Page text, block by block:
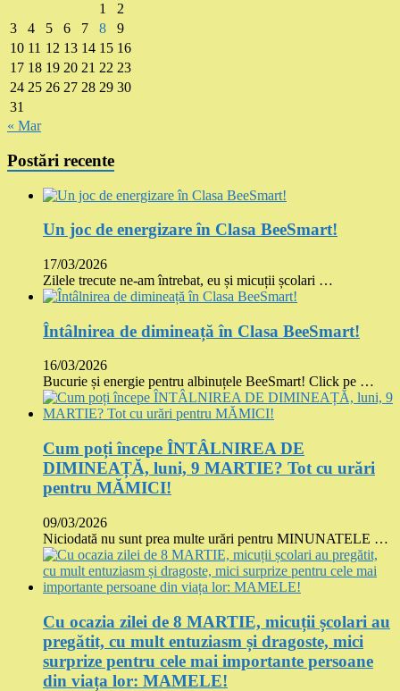
1
2
3
4 5 6 7 8
9
10 11 12 13 14 15 16
17 18 19 20 21 22 23
24 25 26 27 28 29 30
31
« Mar
Postări recente
Un joc de energizare în Clasa BeeSmart!
17/03/2026
Zilele trecute ne-am întrebat, eu și micuții școlari …
Întâlnirea de dimineață în Clasa BeeSmart!
16/03/2026
Bucurie și energie pentru albinuțele BeeSmart! Click pe …
Cum poți începe ÎNTÂLNIREA DE
DIMINEAȚĂ, luni, 9 MARTIE? Tot cu urări
pentru MĂMICI!
09/03/2026
Niciodată nu sunt prea multe urări pentru MINUNATELE …
Cu ocazia zilei de 8 MARTIE, micuții școlari au
pregătit, cu mult entuziasm și dragoste, mici
surprize pentru cele mai importante persoane
din viața lor: MAMELE!